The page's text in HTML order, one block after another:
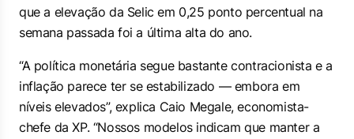
que a elevação da Selic em 0,25 ponto percentual na
semana passada foi a última alta do ano.
“A política monetária segue bastante contracionista e a
inflação parece ter se estabilizado — embora em
níveis elevados”, explica Caio Megale, economista-
chefe da XP. “Nossos modelos indicam que manter a